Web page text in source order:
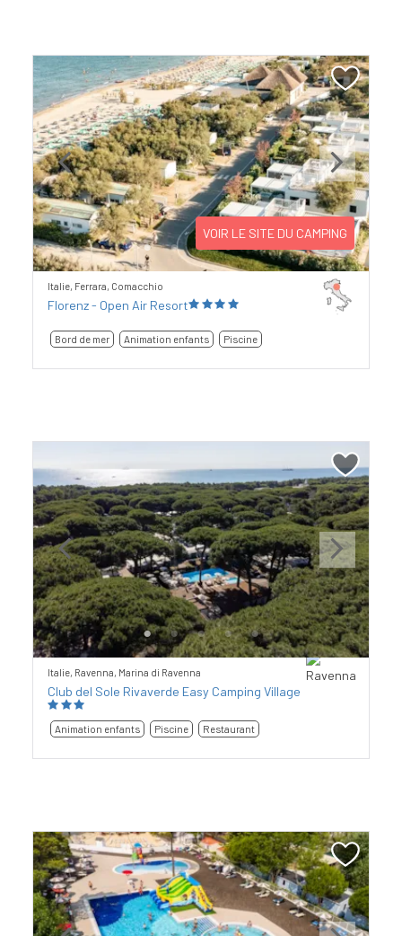
Previous Next
VOIR LE SITE DU CAMPING
Italie, Ferrara, Comacchio
Florenz - Open Air Resort
Bord de mer Animation enfants Piscine
Previous Next
Italie, Ravenna, Marina di Ravenna
Club del Sole Rivaverde Easy Camping Village
Animation enfants Piscine Restaurant